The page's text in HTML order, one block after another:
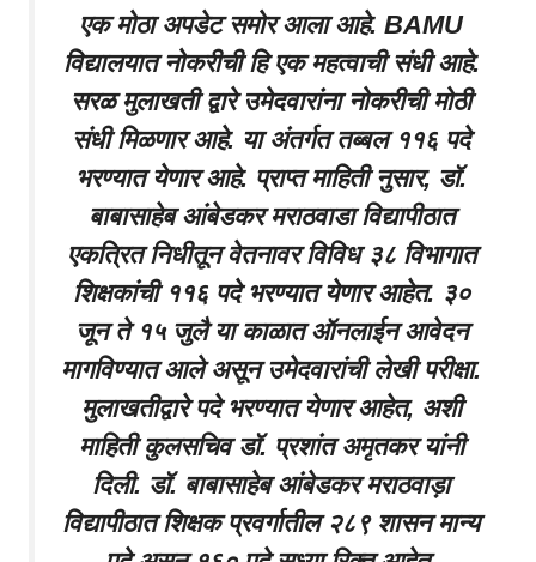
एक मोठा अपडेट समोर आला आहे. BAMU
विद्यालयात नोकरीची हि एक महत्वाची संधी आहे.
सरळ मुलाखती द्वारे उमेदवारांना नोकरीची मोठी
संधी मिळणार आहे. या अंतर्गत तब्बल ११६ पदे
भरण्यात येणार आहे. प्राप्त माहिती नुसार, डॉ.
बाबासाहेब आंबेडकर मराठवाडा विद्यापीठात
एकत्रित निधीतून वेतनावर विविध ३८ विभागात
शिक्षकांची ११६ पदे भरण्यात येणार आहेत. ३०
जून ते १५ जुलै या काळात ऑनलाईन आवेदन
मागविण्यात आले असून उमेदवारांची लेखी परीक्षा.
मुलाखतीद्वारे पदे भरण्यात येणार आहेत, अशी
माहिती कुलसचिव डॉ. प्रशांत अमृतकर यांनी
दिली. डॉ. बाबासाहेब आंबेडकर मराठवाड़ा
विद्यापीठात शिक्षक प्रवर्गातील २८९ शासन मान्य